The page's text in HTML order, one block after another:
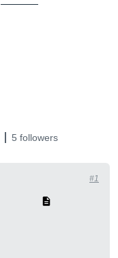
5 followers
#1